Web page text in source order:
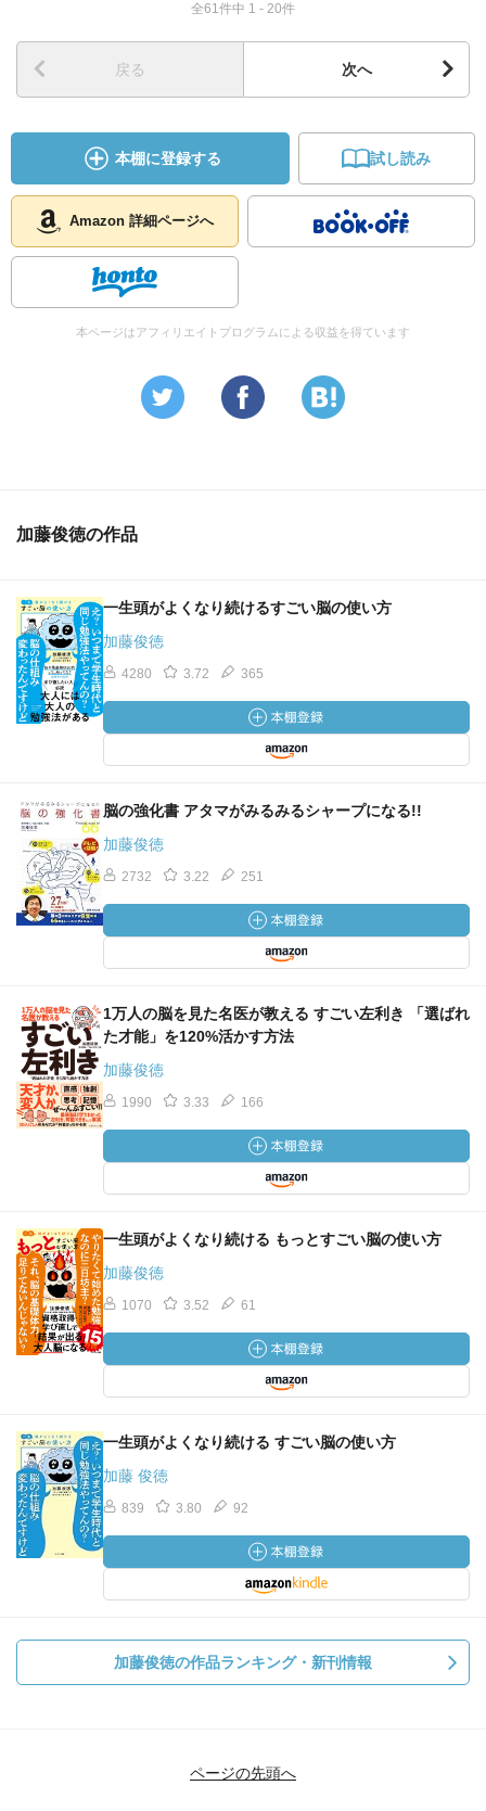
全61件中 1 - 20件
戻る 次へ
本棚に登録する 試し読み
Amazon 詳細ページへ
本ページはアフィリエイトプログラムによる収益を得ています
加藤俊徳の作品
一生頭がよくなり続けるすごい脳の使い方
加藤俊徳
4280 3.72 365
脳の強化書 アタマがみるみるシャープになる!!
加藤俊徳
2732 3.22 251
1万人の脳を見た名医が教える すごい左利き 「選ばれ
た才能」を120%活かす方法
加藤俊徳
1990 3.33 166
一生頭がよくなり続ける もっとすごい脳の使い方
加藤俊徳
1070 3.52 61
一生頭がよくなり続ける すごい脳の使い方
加藤 俊徳
839 3.80 92
加藤俊徳の作品ランキング・新刊情報
ページの先頭へ